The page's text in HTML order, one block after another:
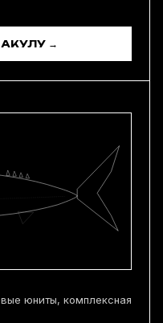
→
юниты, комплексная